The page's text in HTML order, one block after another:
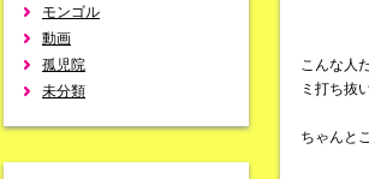
モンゴル
動画
孤児院
未分類
こんな人
ミ打ち抜
ちゃんと